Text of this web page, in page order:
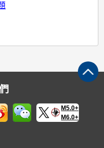
M5.0+
M6.0+